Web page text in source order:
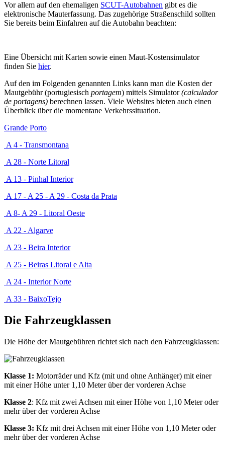
Vor allem auf den ehemaligen SCUT-Autobahnen gibt es die
elektronische Mauterfassung. Das zugehörige Straßenschild sollten
Sie bereits beim Einfahren auf die Autobahn beachten:
Eine Übersicht mit Karten sowie einen Maut-Kostensimulator
finden Sie hier.
Auf den im Folgenden genannten Links kann man die Kosten der
Mautgebühr (portugiesisch portagem) mittels Simulator(calculador
de portagens) berechnen lassen. Viele Websites bieten auch einen
Überblick über die momentane Verkehrssituation.
Grande Porto
A 4 - Transmontana
A 28 - Norte Litoral
A 13 - Pinhal Interior
A 17 - A 25 - A 29 - Costa da Prata
A 8- A 29 - Litoral Oeste
A 22 - Algarve
A 23 - Beira Interior
A 25 - Beiras Litoral e Alta
A 24 - Interior Norte
A 33 - BaixoTejo
Die Fahrzeugklassen
Die Höhe der Mautgebühren richtet sich nach den Fahrzeugklassen:
Klasse 1: Motorräder und Kfz (mit und ohne Anhänger) mit einer
mit einer Höhe unter 1,10 Meter über der vorderen Achse
Klasse 2: Kfz mit zwei Achsen mit einer Höhe von 1,10 Meter oder
mehr über der vorderen Achse
Klasse 3: Kfz mit drei Achsen mit einer Höhe von 1,10 Meter oder
mehr über der vorderen Achse